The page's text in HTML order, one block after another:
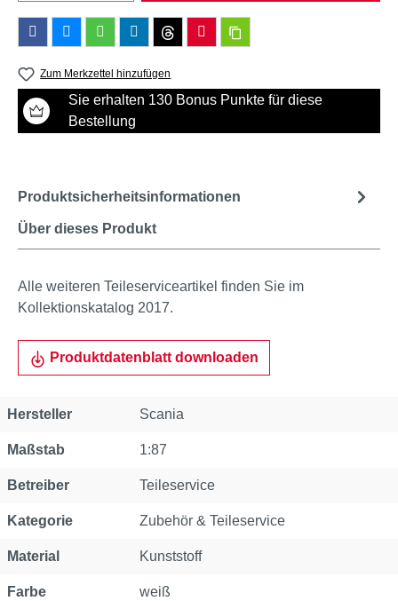
Zum Merkzettel hinzufügen
Sie erhalten 130 Bonus Punkte für diese
Bestellung
Über dieses Produkt
Produktsicherheitsinformationen
Alle weiteren Teileserviceartikel finden Sie im
Kollektionskatalog 2017.
Produktdatenblatt downloaden
Eigenschaft
Hersteller Scania
Maßstab 1:87
Betreiber Teileservice
Kategorie Zubehör & Teileservice
Material Kunststoff
Farbe weiß